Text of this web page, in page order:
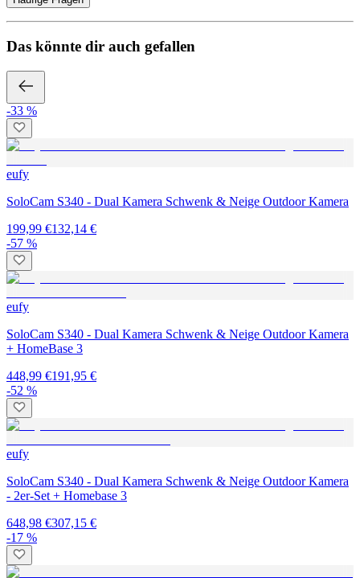
Das könnte dir auch gefallen
-33 %
eufy
SoloCam S340 - Dual Kamera Schwenk & Neige Outdoor Kamera
199,99 €132,14 €
-57 %
eufy
SoloCam S340 - Dual Kamera Schwenk & Neige Outdoor Kamera
+ HomeBase 3
448,99 €191,95 €
-52 %
eufy
SoloCam S340 - Dual Kamera Schwenk & Neige Outdoor Kamera
- 2er-Set + Homebase 3
648,98 €307,15 €
-17 %